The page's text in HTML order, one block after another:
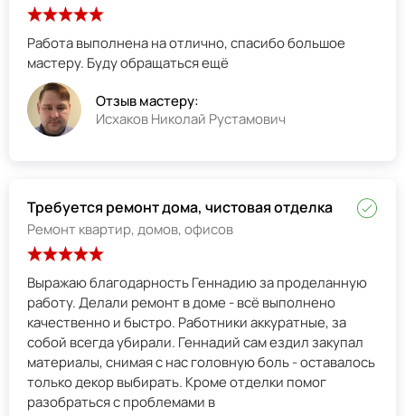
Работа выполнена на отлично, спасибо большое
мастеру. Буду обращаться ещё
Отзыв мастеру:
Исхаков Николай Рустамович
Требуется ремонт дома, чистовая отделка
Ремонт квартир, домов, офисов
Выражаю благодарность Геннадию за проделанную
работу. Делали ремонт в доме - всё выполнено
качественно и быстро. Работники аккуратные, за
собой всегда убирали. Геннадий сам ездил закупал
материалы, снимая с нас головную боль - оставалось
только декор выбирать. Кроме отделки помог
разобраться с проблемами в